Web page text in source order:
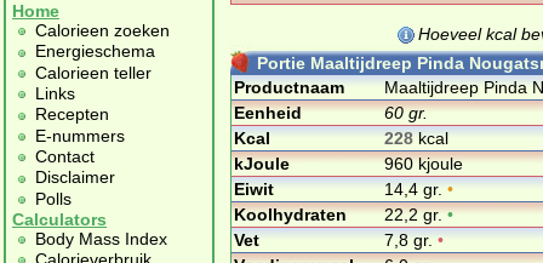
Home
Calorieen zoeken
Energieschema
Calorieen teller
Links
Recepten
E-nummers
Contact
Disclaimer
Polls
Calculators
Body Mass Index
Hoeveel kcal
Portie Maaltijdreep Pinda
Productnaam
Maaltijdreep Pinda
Eenheid
60 gr.
Kcal
228 kcal
kJoule
960 kjoule
Eiwit
14,4 gr. •
Koolhydraten
22,2 gr.•
Vet
7,8 gr. •